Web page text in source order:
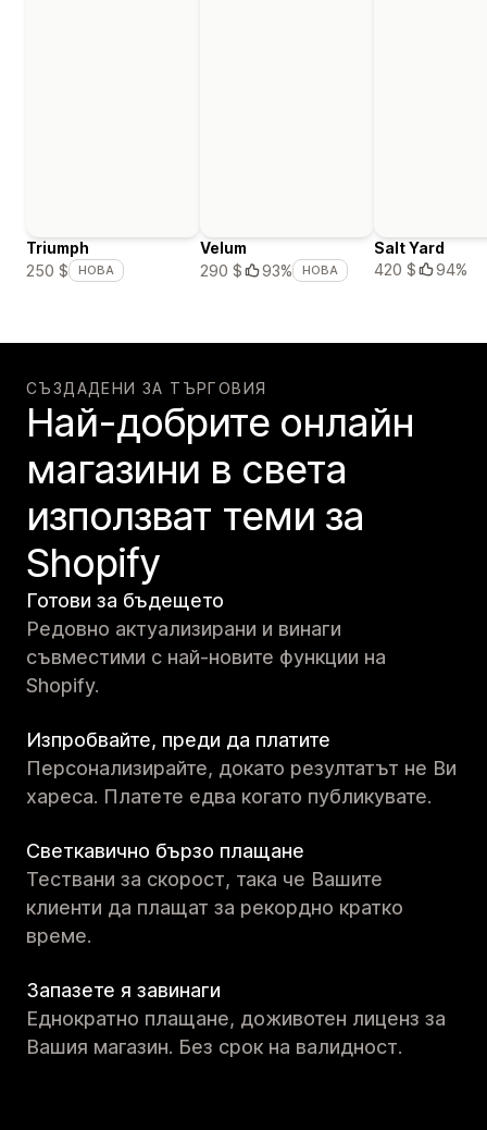
Triumph
250 $
НОВА
Velum
290 $
93% НОВА
Salt Yard
420 $
94%
СЪЗДАДЕНИ ЗА ТЪРГОВИЯ
Най-добрите онлайн
магазини в света
използват теми за
Shopify
Готови за бъдещето
Редовно актуализирани и винаги
съвместими с най-новите функции на
Shopify.
Изпробвайте, преди да платите
Персонализирайте, докато резултатът не Ви
хареса. Платете едва когато публикувате.
Светкавично бързо плащане
Тествани за скорост, така че Вашите
клиенти да плащат за рекордно кратко
време.
Запазете я завинаги
Еднократно плащане, доживотен лиценз за
Вашия магазин. Без срок на валидност.